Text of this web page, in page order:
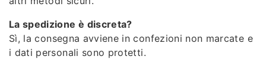
La spedizione è discreta?
Sì, la consegna avviene in confezioni non marcate e
i dati personali sono protetti.